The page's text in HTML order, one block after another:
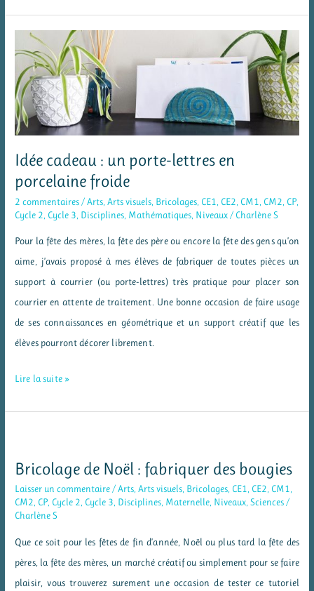
dessous
de
verre
en
froide
Idée cadeau : un porte-lettres en
porcelaine froide
2 commentaires /Arts ,Arts visuels Bricolages CE1 CE2 CM1 CM2 CP
Cycle 2 Cycle 3 Disciplines Mathématiques Niveaux / Charlène S
Pour la fête des mères, la fête des père ou encore la fête des gens qu’on
aime, j’avais proposé à mes élèves de fabriquer de toutes pièces un
support à courrier (ou porte-lettres) très pratique pour placer son
courrier en attente de traitement. Une bonne occasion de faire usage
de ses connaissances en géométrique et un support créatif que les
élèves pourront décorer librement.
Idée
en
porcelaine
froide
Lire la suite »
Bricolage de Noël : fabriquer des bougies
Laisser un commentaire/Arts,Arts visuels, Bricolages, CE1, CE2, CM1,
CM2, CP, Cycle 2, Cycle 3, Disciplines, Maternelle, Niveaux,Sciences/
Charlène S
Que ce soit pour les fêtes de fin d’année, Noël ou plus tard la fête des
pères, la fête des mères, un marché créatif ou simplement pour se faire
plaisir, vous trouverez surement une occasion de tester ce tutoriel